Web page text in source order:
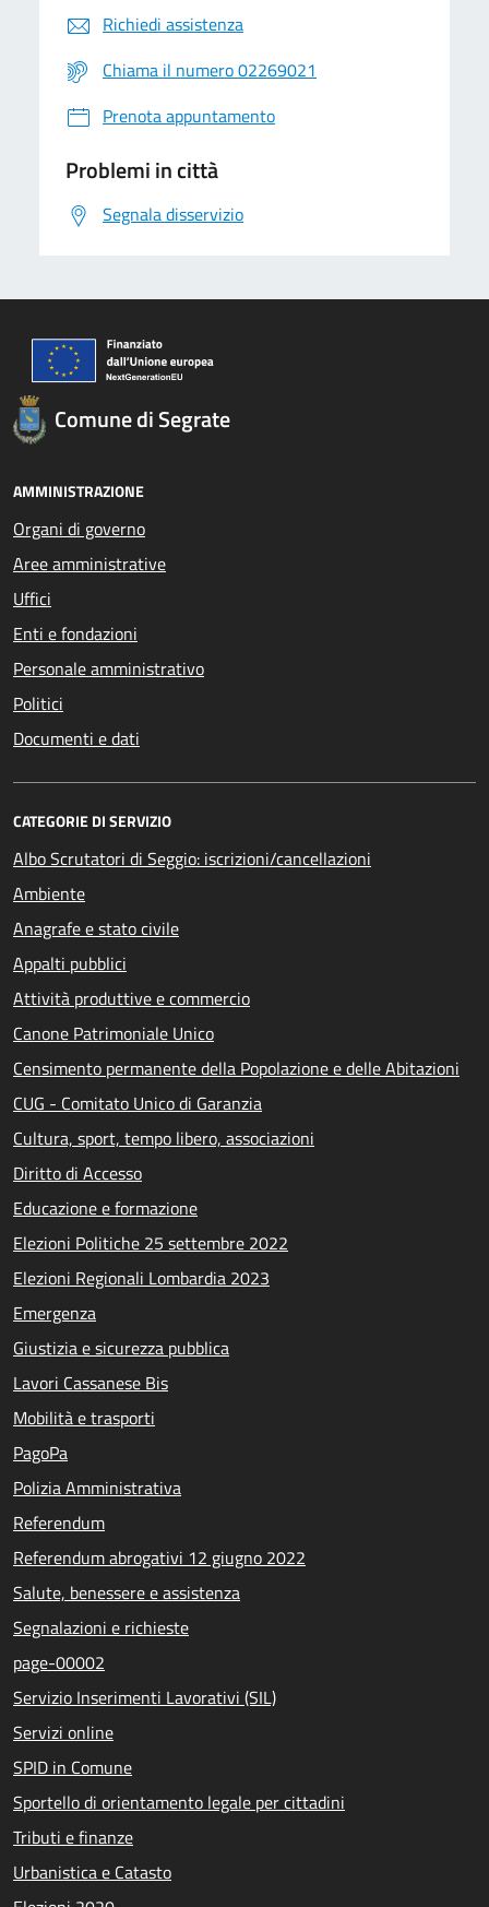
Richiedi assistenza
Chiama il numero 02269021
Prenota appuntamento
Problemi in città
Segnala disservizio
Comune di Segrate
AMMINISTRAZIONE
Organi di governo
Aree amministrative
Uffici
Enti e fondazioni
Personale amministrativo
Politici
Documenti e dati
CATEGORIE DI SERVIZIO
Albo Scrutatori di Seggio: iscrizioni/cancellazioni
Ambiente
Anagrafe e stato civile
Appalti pubblici
Attività produttive e commercio
Canone Patrimoniale Unico
Censimento permanente della Popolazione e delle Abitazioni
CUG - Comitato Unico di Garanzia
Cultura, sport, tempo libero, associazioni
Diritto di Accesso
Educazione e formazione
Elezioni Politiche 25 settembre 2022
Elezioni Regionali Lombardia 2023
Emergenza
Giustizia e sicurezza pubblica
Lavori Cassanese Bis
Mobilità e trasporti
PagoPa
Polizia Amministrativa
Referendum
Referendum abrogativi 12 giugno 2022
Salute, benessere e assistenza
Segnalazioni e richieste
page-00002
Servizio Inserimenti Lavorativi (SIL)
Servizi online
SPID in Comune
Sportello di orientamento legale per cittadini
Tributi e finanze
Urbanistica e Catasto